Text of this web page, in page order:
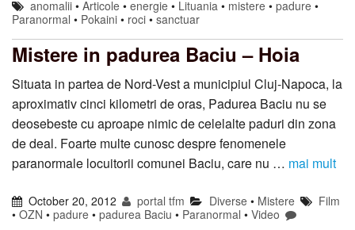
anomalii •Articole •energie • Lituania • mistere •padure •
Paranormal • Pokaini • roci • sanctuar
Mistere in padurea Baciu – Hoia
Situata in partea de Nord-Vest a municipiul Cluj-Napoca, la
aproximativ cinci kilometri de oras, Padurea Baciu nu se
deosebeste cu aproape nimic de celelalte paduri din zona
de deal. Foarte multe cunosc despre fenomenele
paranormale locuitorii comunei Baciu, care nu … mai mult
October 20, 2012 portal tfm Diverse• Mistere
Film
• OZN • padure • padurea Baciu • Paranormal • Video